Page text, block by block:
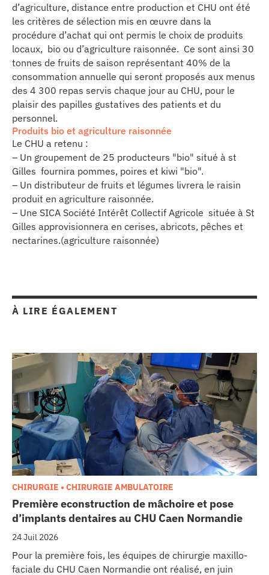
l’éditeur
un CHU
d’agriculture, distance entre production et CHU ont été
les critères de sélection mis en œuvre dans la
procédure d’achat qui ont permis le choix de produits
locaux, bio ou d’agriculture raisonnée. Ce sont ainsi 30
tonnes de fruits de saison représentant 40% de la
consommation annuelle qui seront proposés aux menus
des 4 300 repas servis chaque jour au CHU, pour le
plaisir des papilles gustatives des patients et du
personnel.
Produits bio et agriculture raisonnée
Le CHU a retenu :
– Un groupement de 25 producteurs "bio" situé à st
Gilles fournira pommes, poires et kiwi "bio".
– Un distributeur de fruits et légumes livrera le raisin
produit en agriculture raisonnée.
– Une SICA Société Intérêt Collectif Agricole située à St
Gilles approvisionnera en cerises, abricots, pêches et
nectarines.(agriculture raisonnée)
À LIRE ÉGALEMENT
Première econstruction de mâchoire et pose
d’implants dentaires au CHU Caen Normandie
24 Juil 2026
CHIRURGIE • CHIRURGIE AMBULATOIRE
Pour la première fois, les équipes de chirurgie maxillo-
faciale du CHU Caen Normandie ont réalisé, en juin